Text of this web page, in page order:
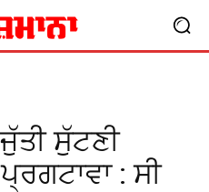
ਸੁੱਟਣੀ
: ਸੀ